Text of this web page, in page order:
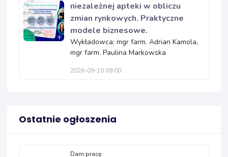
niezależnej apteki w obliczu
zmian rynkowych. Praktyczne
modele biznesowe.
Wykładowca: mgr farm. Adrian Kamola,
mgr farm. Paulina Markowska
2026-09-10 09:00
Ostatnie ogłoszenia
Dam pracę